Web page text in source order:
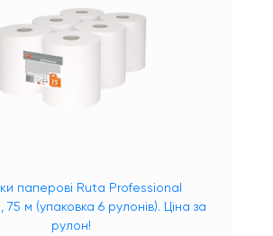
паперові Ruta Professional
75 м (упаковка 6 рулонів). Ціна за
рулон!